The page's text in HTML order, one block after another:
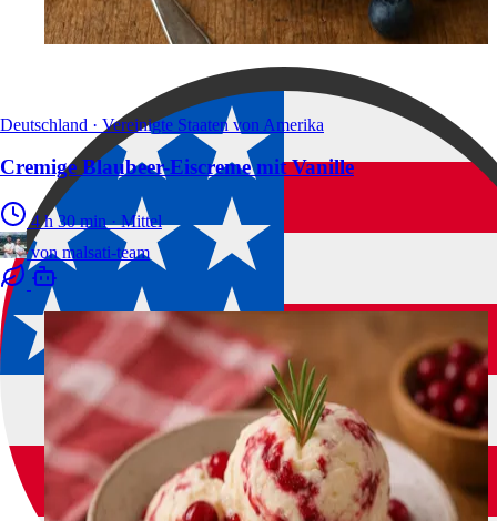
Deutschland · Vereinigte Staaten von Amerika
Cremige Blaubeer-Eiscreme mit Vanille
4 h 30 min ·Mittel
von malsati-team